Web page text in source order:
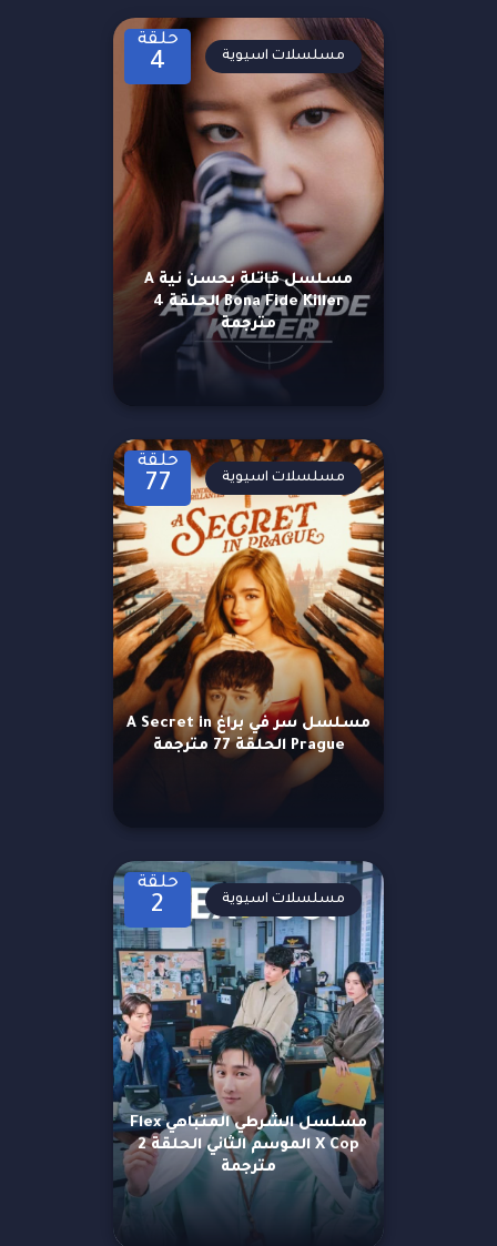
حلقة
4
مسلسل قاتلة بحسن نية A
Bona Fide Killer الحلقة 4
مترجمة
مسلسلات اسيوية
حلقة
77
مسلسل سر في براغ A Secret in
Prague الحلقة 77 مترجمة
مسلسلات اسيوية
حلقة
2
مسلسل الشرطي المتباهي Flex
X Cop الموسم الثاني الحلقة 2
مترجمة
مسلسلات اسيوية